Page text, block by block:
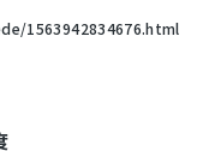
1563942834676.html